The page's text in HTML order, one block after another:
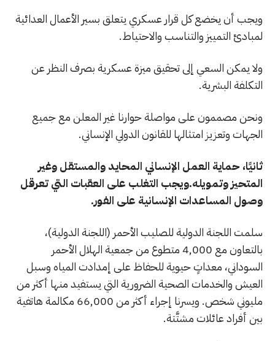
ويجب أن يخضع كل قرار عسكري يتعلق بسير الأعمال العدائية
لمبادئ التمييز والتناسب والاحتياط.
ولا يمكن السعي إلى تحقيق ميزة عسكرية بصرف النظر عن
التكلفة البشرية.
ونحن مصممون على مواصلة حوارنا غير المعلن مع جميع
الجهات وتعزيز امتثالها للقانون الدولي الإنساني.
ثانيًا، حماية العمل الإنساني المحايد والمستقل وغير
المتحيز وتمويله.ويجب التغلب على العقبات التي تعرقل
وصول المساعدات الإنسانية على الفور.
سلمت اللجنة الدولية للصليب الأحمر (اللجنة الدولية)،
بالتعاون مع 4,000 متطوع من جمعية الهلال الأحمر
السوداني، معداتٍ حيوية للحفاظ على إمدادت المياه وسبل
العيش والخدمات الصحية الضرورية التي يستفيد منها أكثر من
مليوني شخص. ويسرنا إجراء أكثر من 66,000 مكالمة هاتفية
بين أفراد عائلات مشتَّتة.